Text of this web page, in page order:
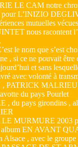
LE CAM notre
pour L’INIZIO
mutuelles
nous racontent
le nom que s’est
, si ce ne pouvait
et sans
avec volonté à
, PATRICK
du pays Pourlet
, du pays girondins ,
LE MURMURE 2003
album EN AVANT
, avec le